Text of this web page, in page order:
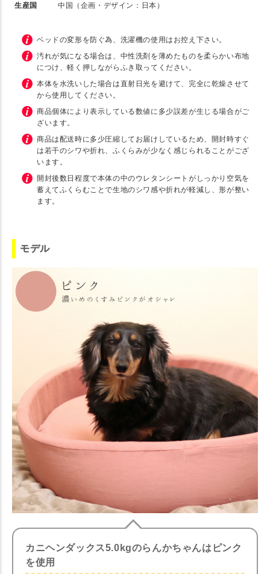
生産国
中国（企画・デザイン：日本）
ベッドの変形を防ぐ為、洗濯機の使用はお控え下さい。
汚れが気になる場合は、中性洗剤を薄めたものを柔らかい布地
につけ、軽く押しながらふき取ってください。
本体を水洗いした場合は直射日光を避けて、完全に乾燥させて
から使用してください。
商品個体により表示している数値に多少誤差が生じる場合がご
ざいます。
商品は配送時に多少圧縮してお届けしているため、開封時すぐ
は若干のシワや折れ、ふくらみが少なく感じられることがござ
います。
開封後数日程度で本体の中のウレタンシートがしっかり空気を
蓄えてふくらむことで生地のシワ感や折れが軽減し、形が整い
ます。
モデル
カニヘンダックス5.0kgのらんかちゃんはピンク
を使用